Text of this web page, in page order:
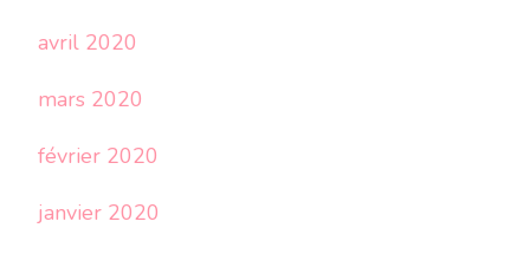
avril 2020
mars 2020
février 2020
janvier 2020